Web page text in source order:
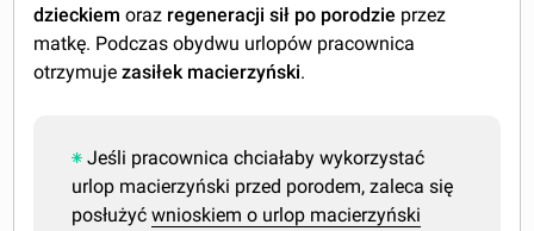
dzieckiem oraz regeneracji sił po porodzie przez
matkę. Podczas obydwu urlopów pracownica
otrzymujezasiłek macierzyński.
Jeśli pracownica chciałaby wykorzystać
urlop macierzyński przed porodem, zaleca się
posłużyćwnioskiem o urlop macierzyński